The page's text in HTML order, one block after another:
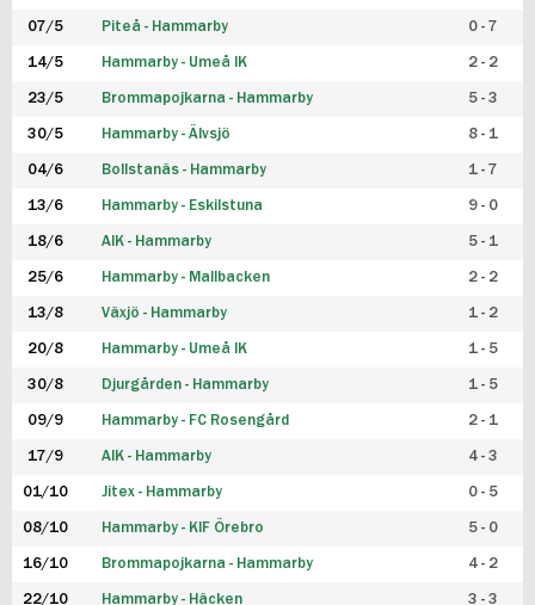
07/5 Piteå - Hammarby 0 - 7
14/5 Hammarby - Umeå IK 2 - 2
23/5 Brommapojkarna - Hammarby 5 - 3
30/5 Hammarby - Älvsjö 8 - 1
04/6 Bollstanäs - Hammarby 1 - 7
13/6 Hammarby - Eskilstuna 9 - 0
18/6 AIK - Hammarby 5 - 1
25/6 Hammarby - Mallbacken 2 - 2
13/8 Växjö - Hammarby 1 - 2
20/8 Hammarby - Umeå IK 1 - 5
30/8 Djurgården - Hammarby 1 - 5
09/9 Hammarby - FC Rosengård 2 - 1
17/9 AIK - Hammarby 4 - 3
01/10 Jitex - Hammarby 0 - 5
08/10 Hammarby - KIF Örebro 5 - 0
16/10 Brommapojkarna - Hammarby 4 - 2
22/10 Hammarby - Häcken 3 - 3